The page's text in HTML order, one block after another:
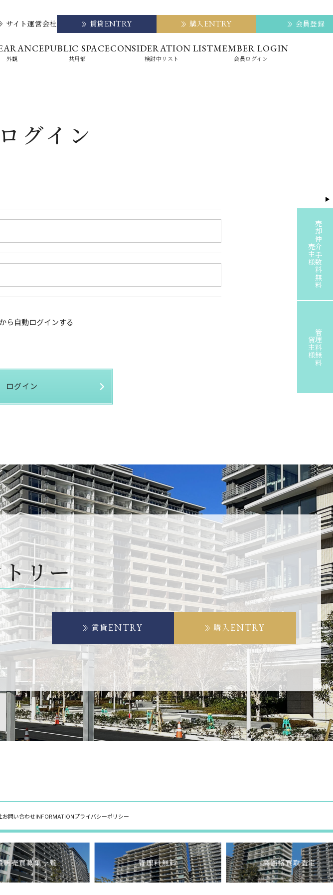
サイト運営会社 賃貸ENTRY 購入ENTRY 会員登録
外観
PUBLIC SPACE
共用部
CONSIDERATION LIST
検討中リスト
MEMBER LOGIN
会員ログイン
グイン
ら自動ログインする
ログイン
リー
賃貸 ENTRY 購入 ENTRY
お問い合わせINFORMATIONプライバシーポリシー
売買募集一覧 管理料無料 高価格買取査定
売主様売却仲介手数料無料
貸主様管理料無料